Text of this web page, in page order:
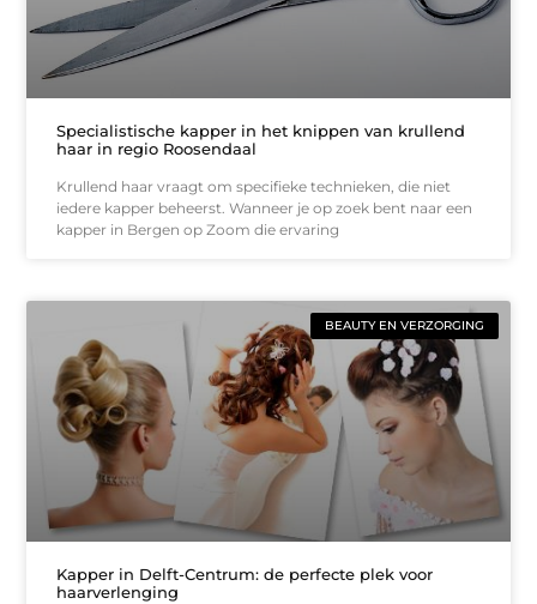
Specialistische kapper in het knippen van krullend
haar in regio Roosendaal
Krullend haar vraagt om specifieke technieken, die niet
iedere kapper beheerst. Wanneer je op zoek bent naar een
kapper in Bergen op Zoom die ervaring
BEAUTY EN VERZORGING
Kapper in Delft-Centrum: de perfecte plek voor
haarverlenging